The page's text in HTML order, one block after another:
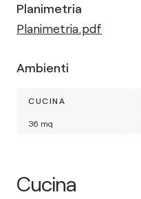
Planimetria
Planimetria.pdf
Ambienti
CUCINA
36 mq
Cucina